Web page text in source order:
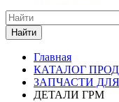
Найти
Главная
КАТАЛОГ
ЗАПЧАСТИ
ДЕТАЛИ ГРМ